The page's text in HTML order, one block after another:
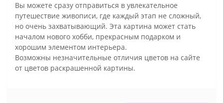
Вы можете сразу отправиться в увлекательное
путешествие живописи, где каждый этап не сложный,
но очень захватывающий. Эта картина может стать
началом нового хобби, прекрасным подарком и
хорошим элементом интерьера.
Возможны незначительные отличия цветов на сайте
от цветов раскрашенной картины.